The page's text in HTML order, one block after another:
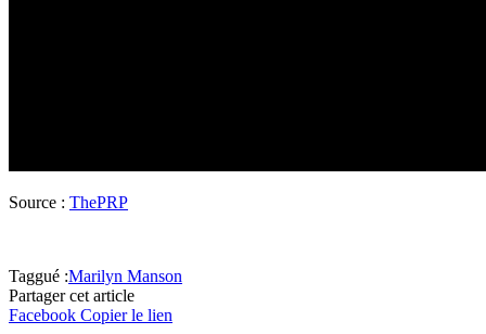
Source : ThePRP
Taggué :Marilyn Manson
Partager cet article
Facebook Copier le lien